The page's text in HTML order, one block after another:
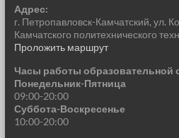
Адрес:
г. Петропавловск-Камчатский, ул.
Камчатского политехнического
Проложить маршрут
Часы работы образовательной
Понедельник-Пятница
09:00-20:00
Суббота-Воскресенье
10:00-20:00